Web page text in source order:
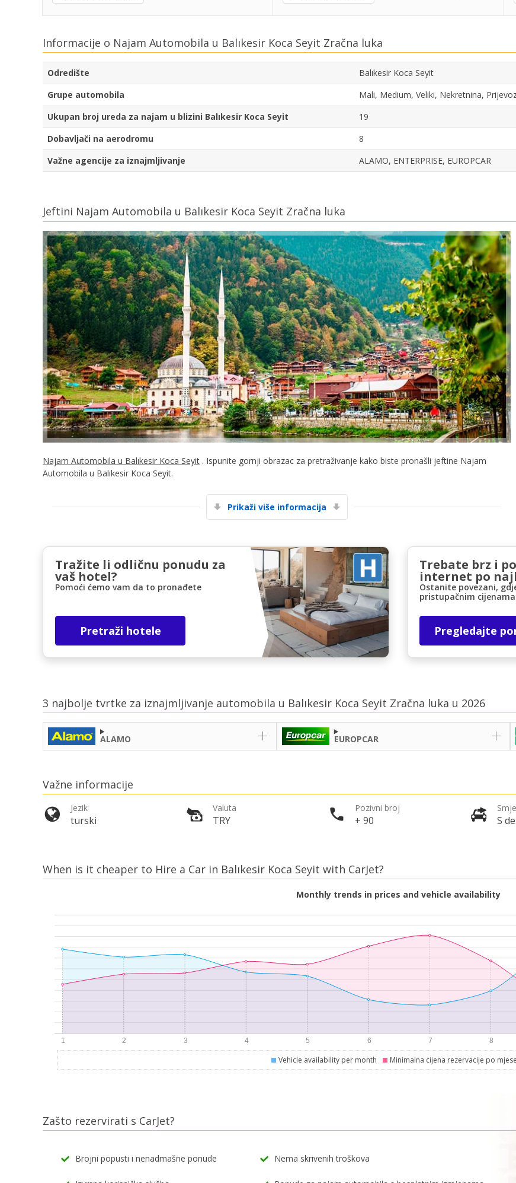
Informacije o Najam Automobila u Balıkesir Koca Seyit Zračna luka
Odredište
Balıkesir Koca Seyit
Grupe automobila
Mali, Medium, Veliki, Nekretnina,
Ukupan broj ureda za najam u blizini Balıkesir Koca Seyit
19
Dobavljači na aerodromu
8
Važne agencije za iznajmljivanje
ALAMO, ENTERPRISE, EUROPCAR
Jeftini Najam Automobila u Balıkesir Koca Seyit Zračna luka
Najam Automobila u Balıkesir Koca Seyit . Ispunite gornji obrazac za pretraživanje kako biste pronašli jeftine Najam
Automobila u Balıkesir Koca Seyit.
Prikaži više informacija
Tražite li odličnu ponudu za
vaš hotel?
Pomoći ćemo vam da to pronađete
Pretraži hotele
Trebate brz i
internet po
Ostanite povezani,
pristupačnim cijenama
Pregledajte
3 najbolje tvrtke za iznajmljivanje automobila u Balıkesir Koca Seyit Zračna luka u 2026
ALAMO EUROPCAR
Važne informacije
Jezik
turski
Valuta
TRY
Pozivni broj
+ 90 S
When is it cheaper to Hire a Car in Balıkesir Koca Seyit with CarJet?
Monthly trends in prices and vehicle availability
Vehicle availability per month Minimalna cijena rezervacije po
Zašto rezervirati s CarJet?
Brojni popusti i nenadmašne ponude Nema skrivenih troškova
Posebni popusti
Pristupite ekskluzivnim ponudama naših
dobavljača
Prijava putem eLinka